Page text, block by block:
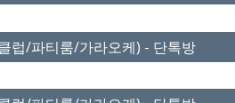
럽/파티룸/가라오케) - 단톡방